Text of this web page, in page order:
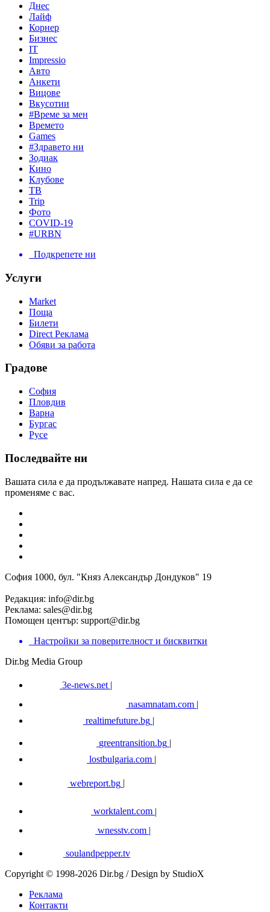
Днес
Лайф
Корнер
Бизнес
IT
Impressio
Авто
Анкети
Вицове
Вкусотии
#Време за мен
Времето
Games
#Здравето ни
Зодиак
Кино
Клубове
ТВ
Trip
Фото
COVID-19
#URBN
Подкрепете ни
Услуги
Market
Поща
Билети
Direct Реклама
Обяви за работа
Градове
София
Пловдив
Варна
Бургас
Русе
Последвайте ни
Вашата сила е да продължавате напред. Нашата сила е да се
променяме с вас.
София 1000, бул. "Княз Александър Дондуков" 19
Редакция: info@dir.bg
Реклама: sales@dir.bg
Помощен център: support@dir.bg
Настройки за поверителност и бисквитки
Dir.bg Media Group
3e-news.net |
nasamnatam.com |
realtimefuture.bg |
greentransition.bg |
lostbulgaria.com |
webreport.bg
worktalent.com |
wnesstv.com |
soulandpepper.tv
Copyright © 1998-2026 Dir.bg / Design by StudioX
Реклама
Контакти